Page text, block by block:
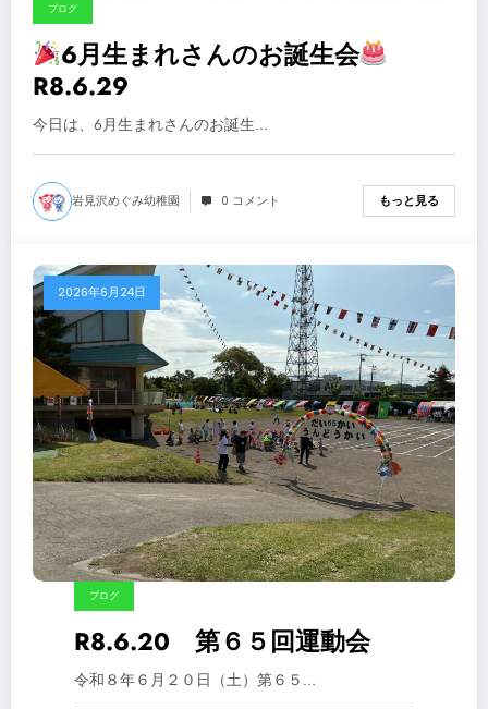
ブログ
6月生まれさんのお誕生会
R8.6.29
今日は、6月生まれさんのお誕生…
岩見沢めぐみ幼稚園 0 コメント もっと見る
2026年6月24日
ブログ
R8.6.20 第６５回運動会
令和８年６月２０日（土）第６５…